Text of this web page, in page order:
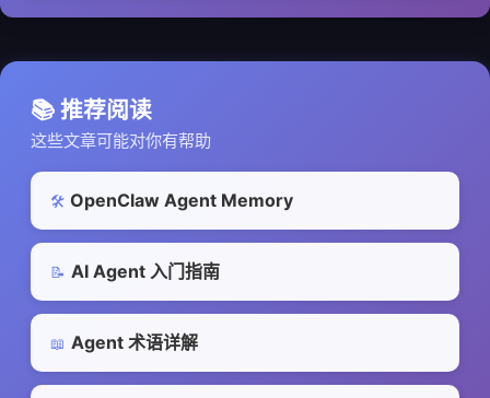
📚 推荐阅读
这些文章可能对你有帮助
🛠️ OpenClaw Agent Memory
📝 AI Agent 入门指南
📖 Agent 术语详解